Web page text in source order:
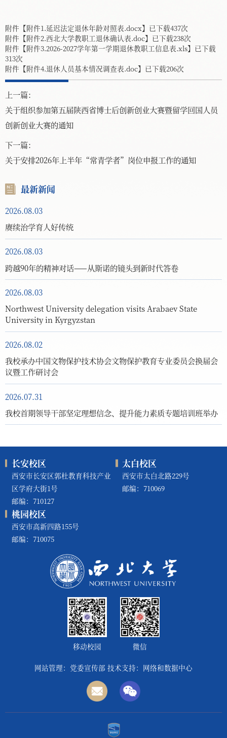
附件【附件1.延迟法定退休年龄对照表.docx】已下载437次
附件【附件2.西北大学教职工退休确认表.doc】已下载238次
附件【附件3.2026-2027学年第一学期退休教职工信息表.xls】已下载
313次
附件【附件4.退休人员基本情况调查表.doc】已下载206次
上一篇：
关于组织参加第五届陕西省博士后创新创业大赛暨留学回国人员
创新创业大赛的通知
下一篇：
关于安排2026年上半年“常青学者”岗位申报工作的通知
最新新闻
2026.08.03
赓续治学育人好传统
2026.08.03
跨越90年的精神对话——从斯诺的镜头到新时代答卷
2026.08.03
Northwest University delegation visits Arabaev State
University in Kyrgyzstan
2026.08.02
我校承办中国文物保护技术协会文物保护教育专业委员会换届会
议暨工作研讨会
2026.07.31
我校首期领导干部坚定理想信念、提升能力素质专题培训班举办
长安校区
西安市长安区郭杜教育科技产业
区学府大街1号
邮编：710127
太白校区
西安市太白北路229号
邮编：710069
桃园校区
西安市高新四路155号
邮编：710075
移动校园 微信
网站管理：党委宣传部 技术支持：网络和数据中心